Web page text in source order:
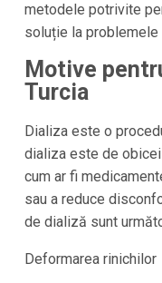
metodele potrivite
soluție la problemele
Motive
Turcia
Dializa este o
dializa este de
cum ar fi
sau a reduce
de dializă sunt
Deformarea rinichilor